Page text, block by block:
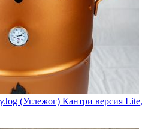
(Углежог) Кантри версия Lite,